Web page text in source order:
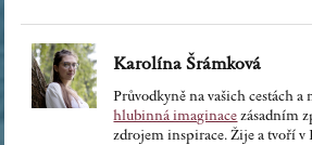
Karolína Šrámková
Průvodkyně na vašich cestách
hlubinná imaginace zásadním
zdrojem inspirace. Žije a tvoří